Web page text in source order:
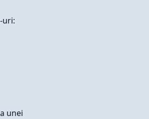
uri:
unei